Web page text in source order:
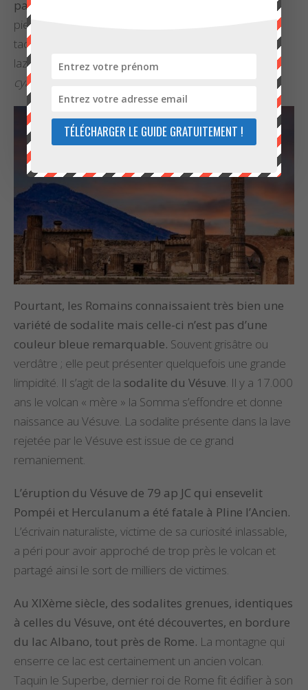
parlent pas.
pierres bleues : d’une part, le
taches dorées qui se rapporte certainement au lapis
lazuli avec ses inclusions de pyrite. D’autre part, le
cyanus
Pourtant, les Romains connaissaient très bien une
variété de sodalite mais celle-ci n’est pas d’une
couleur bleue remarquable. Souvent grisâtre ou
verdâtre ; elle peut présenter quelquefois une grande
limpidité. Il s’agit de la sodalite du Vésuve. Il y a 17.000
ans le volcan « mère » la Somma s’effondre et donne
naissance au Vésuve. La sodalite présente dans la lave
rejetée par le Vésuve est issue de ce grand
remaniement.
L’éruption du Vésuve de 79 ap JC qui ensevelit
Pompéi et Herculanum a été fatale à Pline l’Ancien.
L’écrivain naturaliste, victime de sa curiosité inlassable,
a péri pour avoir approché de trop près le volcan et
partagé ainsi le sort de milliers de victimes.
Au XIXème siècle, des sodalites grenues, identiques
à celles du Vésuve, ont été découvertes, en bordure
du lac Albano, tout près de Rome. La montagne qui
enserre ce lac est certainement un ancien volcan.
Taquin le Superbe, dernier roi de Rome fit édifier à son
TÉLÉCHARGER LE GUIDE GRATUITEMENT !